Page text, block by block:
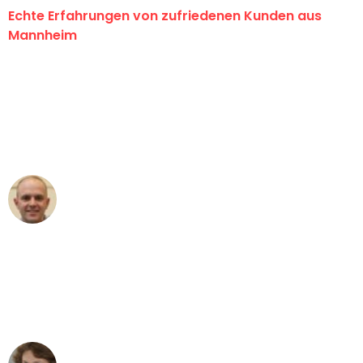
Echte Erfahrungen von zufriedenen Kunden aus
Mannheim